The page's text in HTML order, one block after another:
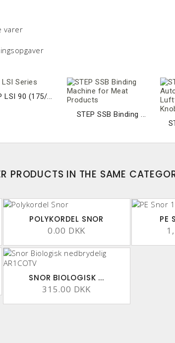
varer
LSI 90 (175/...
STEP SSB Binding ...
PRODUCTS IN THE SAME
POLYKORDEL SNOR
0.00 DKK
PE
SNOR BIOLOGISK ...
315.00 DKK